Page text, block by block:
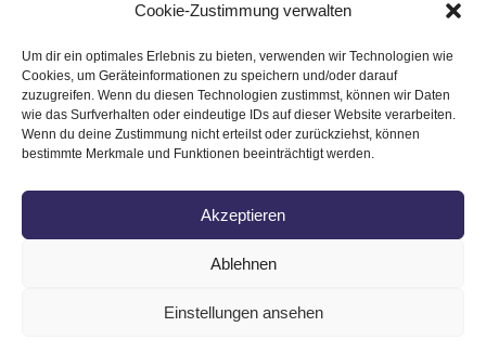
Cookie-Zustimmung verwalten
Um dir ein optimales Erlebnis zu bieten, verwenden wir Technologien wie
Cookies, um Geräteinformationen zu speichern und/oder darauf
zuzugreifen. Wenn du diesen Technologien zustimmst, können wir Daten
wie das Surfverhalten oder eindeutige IDs auf dieser Website verarbeiten.
Wenn du deine Zustimmung nicht erteilst oder zurückziehst, können
bestimmte Merkmale und Funktionen beeinträchtigt werden.
Akzeptieren
Ablehnen
Einstellungen ansehen
Öffentlichkeitsarbeit Zoar | 23.06.2021
Datenschutz
Cookie-Richtlinie (EU)